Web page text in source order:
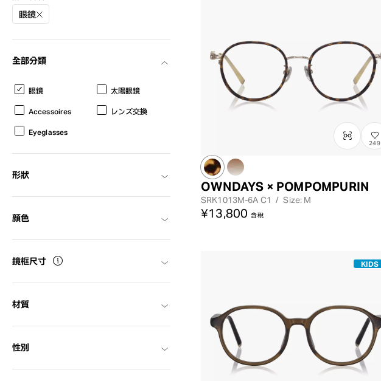
眼鏡
全部分類
眼鏡 太陽眼鏡
Accessoires レンズ交換
Eyeglasses
形狀
顏色
鏡框尺寸
材質
性別
249
OWNDAYS × POMPOMPURIN
SRK1013M-6A C1 / Size: M
¥13,800 含稅
KIDS